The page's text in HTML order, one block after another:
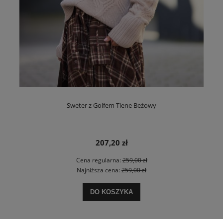
Sweter z Golfem Tlene Beżowy
207,20 zł
Cena regularna:259,00 zł
Najniższa cena: 259,00 zł
DO KOSZYKA